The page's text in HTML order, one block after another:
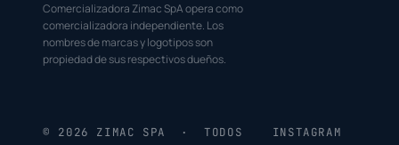
Comercializadora Zimac SpA opera como
comercializadora independiente. Los
nombres de marcas y logotipos son
propiedad de sus respectivos dueños.
© 2026 ZIMAC SPA · TODOS
INSTAGRAM